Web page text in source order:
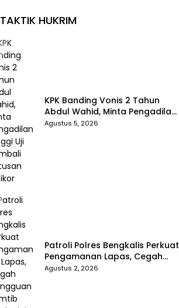
TAKTIK HUKRIM
KPK Banding Vonis 2 Tahun
Abdul Wahid, Minta Pengadilan
Tinggi Uji Kembali Putusan
Agustus 5, 2026
Patroli Polres Bengkalis Perkuat
Pengamanan Lapas, Cegah
Gangguan Kamtib Sejak Dini
Agustus 2, 2026